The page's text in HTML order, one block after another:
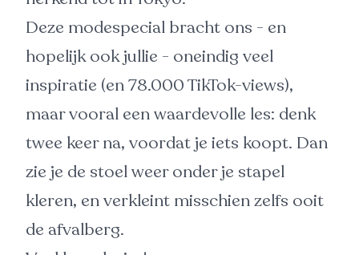
Deze modespecial bracht ons - en
hopelijk ook jullie - oneindig veel
inspiratie (en 78.000 TikTok-views),
maar vooral een waardevolle les: denk
twee keer na, voordat je iets koopt. Dan
zie je de stoel weer onder je stapel
kleren, en verkleint misschien zelfs ooit
de afvalberg.